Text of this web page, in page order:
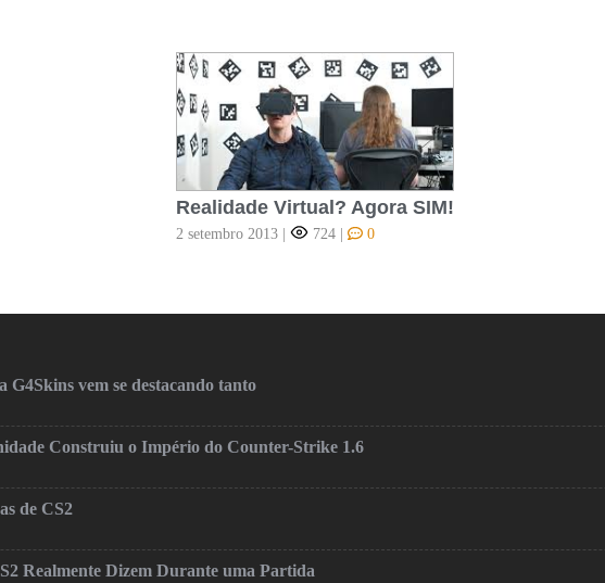
Realidade Virtual? Agora SIM!
2 setembro 2013 | 724 | 0
G4Skins vem se destacando tanto
Construiu o Império do Counter-Strike 1.6
de CS2
Realmente Dizem Durante uma Partida